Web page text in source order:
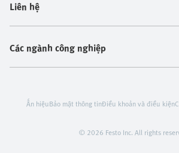
Liên hệ
Các ngành công nghiệp
© 2026 Festo Inc. All rights
Ấn hiệuBảo mật thông tinĐiều khoản và điều kiện